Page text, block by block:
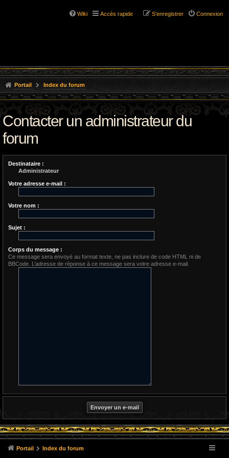
Wiki Accès rapide Connexion
S’enregistrer
Portail Index du forum
Contacter un administrateur du
forum
Destinataire :
Administrateur
Votre adresse e-mail :
Votre nom :
Sujet :
Corps du message :
Ce message sera envoyé au format texte, ne pas inclure de code HTML ni de
BBCode. L’adresse de réponse à ce message sera votre adresse e-mail.
Portail Index du forum